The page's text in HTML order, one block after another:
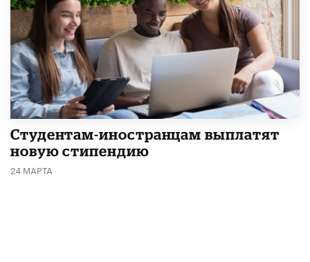
Студентам-иностранцам выплатят
новую стипендию
24 МАРТА